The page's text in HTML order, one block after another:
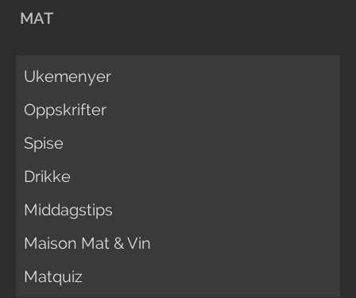
MAT
Ukemenyer
Oppskrifter
Spise
Drikke
Middagstips
Maison Mat & Vin
Matquiz